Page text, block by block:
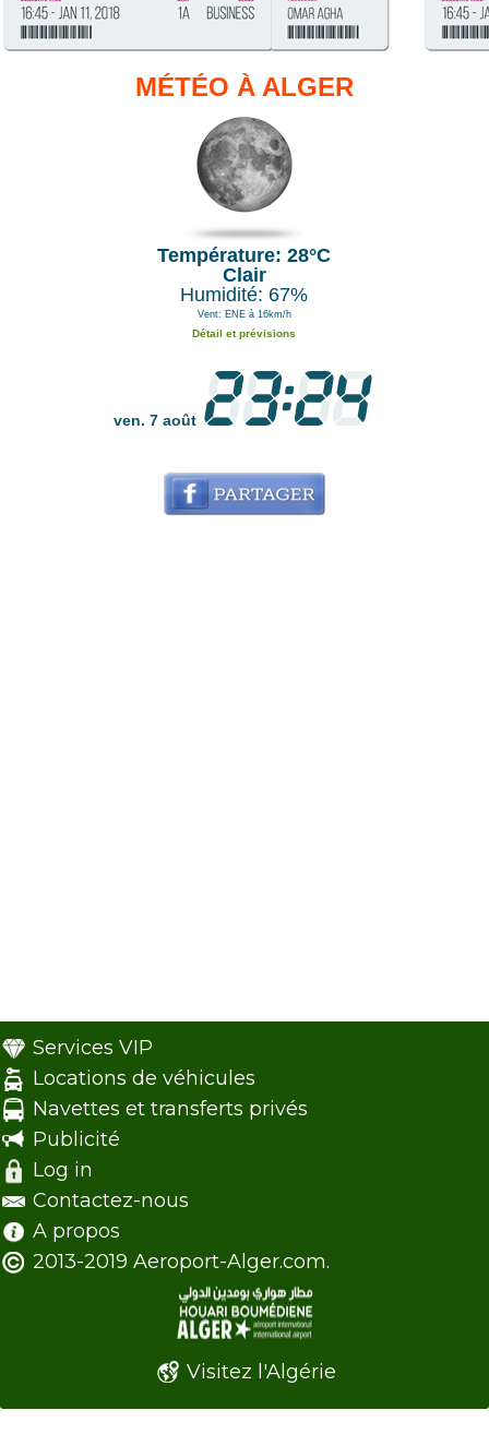
MÉTÉO À ALGER
Température: 28°C
Clair
Humidité: 67%
Vent: ENE à 16km/h
Détail et prévisions
ven. 7 août
Services VIP
Locations de véhicules
Navettes et transferts privés
Publicité
Log in
Contactez-nous
A propos
2013-2019 Aeroport-Alger.com.
Visitez l'Algérie